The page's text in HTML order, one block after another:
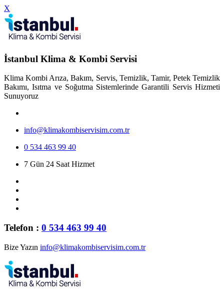
X
İstanbul Klima & Kombi Servisi
Klima Kombi Arıza, Bakım, Servis, Temizlik, Tamir, Petek Temizlik
Bakımı, Isıtma ve Soğutma Sistemlerinde Garantili Servis Hizmeti
Sunuyoruz
info@klimakombiservisim.com.tr
0 534 463 99 40
7 Gün 24 Saat Hizmet
Telefon : 0 534 463 99 40
Bize Yazın info@klimakombiservisim.com.tr